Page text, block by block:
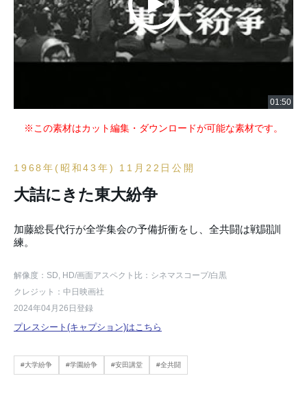
※この素材はカット編集・ダウンロードが可能な素材です。
1968年(昭和43年) 11月22日公開
大詰にきた東大紛争
加藤総長代行が全学集会の予備折衝をし、全共闘は戦闘訓
練。
解像度：SD, HD/画面アスペクト比：シネマスコープ/白黒
クレジット：中日映画社
2024年04月26日登録
プレスシート(キャプション)はこちら
#大学紛争 #学園紛争 #安田講堂 #全共闘